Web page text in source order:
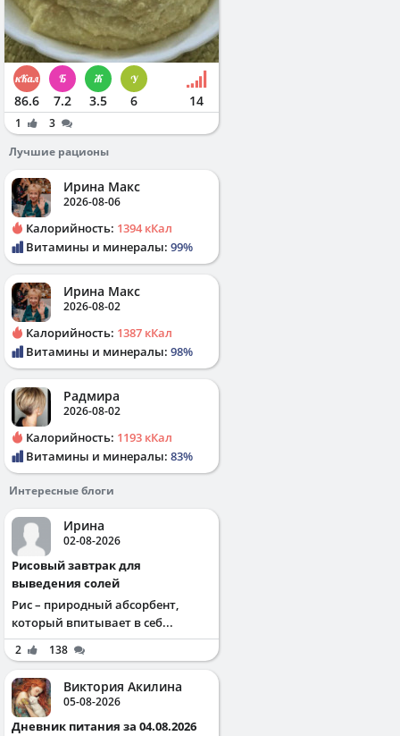
86.6 7.2 3.5 6 14
1
3
Лучшие рационы
Ирина Макс
2026-08-06
Калорийность: 1394 кКал
Витамины и минералы: 99%
Ирина Макс
2026-08-02
Калорийность: 1387 кКал
Витамины и минералы: 98%
Радмира
2026-08-02
Калорийность: 1193 кКал
Витамины и минералы: 83%
Интересные блоги
Ирина
02-08-2026
Рисовый завтрак для
выведения солей
Рис – природный абсорбент,
который впитывает в себ...
2 138
Виктория Акилина
05-08-2026
Дневник питания за 04.08.2026